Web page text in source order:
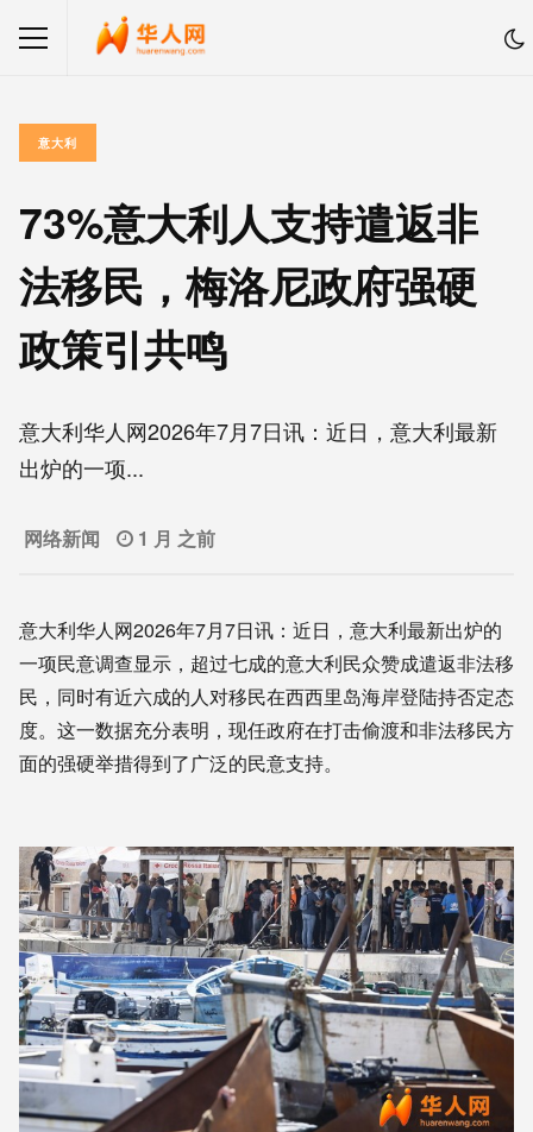
意大利
73%意大利人支持遣返非
法移民，梅洛尼政府强硬
政策引共鸣
意大利华人网2026年7月7日讯：近日，意大利最新
出炉的一项...
网络新闻 1 月 之前
意大利华人网2026年7月7日讯：近日，意大利最新出炉的
一项民意调查显示，超过七成的意大利民众赞成遣返非法移
民，同时有近六成的人对移民在西西里岛海岸登陆持否定态
度。这一数据充分表明，现任政府在打击偷渡和非法移民方
面的强硬举措得到了广泛的民意支持。